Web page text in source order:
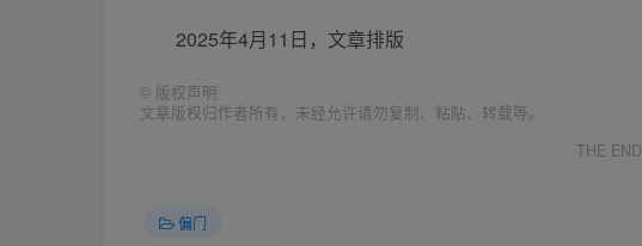
2025年4月11日，文章排版
© 版权声明
文章版权归作者所有，未经允许请勿复制、粘贴、转载等。
THE END
偏门